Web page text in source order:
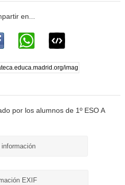
por los alumnos de 1º ESO A
información
EXIF